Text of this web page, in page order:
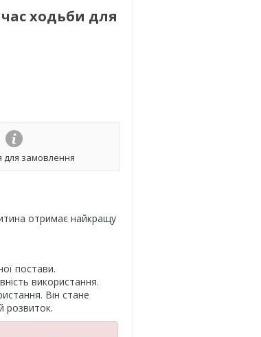
ходьби для
для замовлення
отримає найкращу
постави.
використання.
Він стане
розвиток.